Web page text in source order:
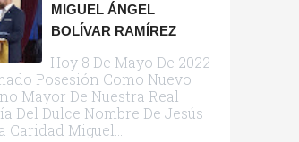
MIGUEL ÁNGEL
BOLÍVAR RAMÍREZ
Hoy 8 De Mayo De 2022
Posesión Como Nuevo
Mayor De Nuestra Real
Del Dulce Nombre De Jesús
Caridad Miguel...